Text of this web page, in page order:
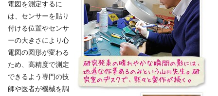
電図を測定するに
は、センサーを貼り
付ける位置やセンサ
ーの大きさにより心
電図の図形が変わる
ため、高精度で測定
できるよう専門の技
師や医者が機械を調